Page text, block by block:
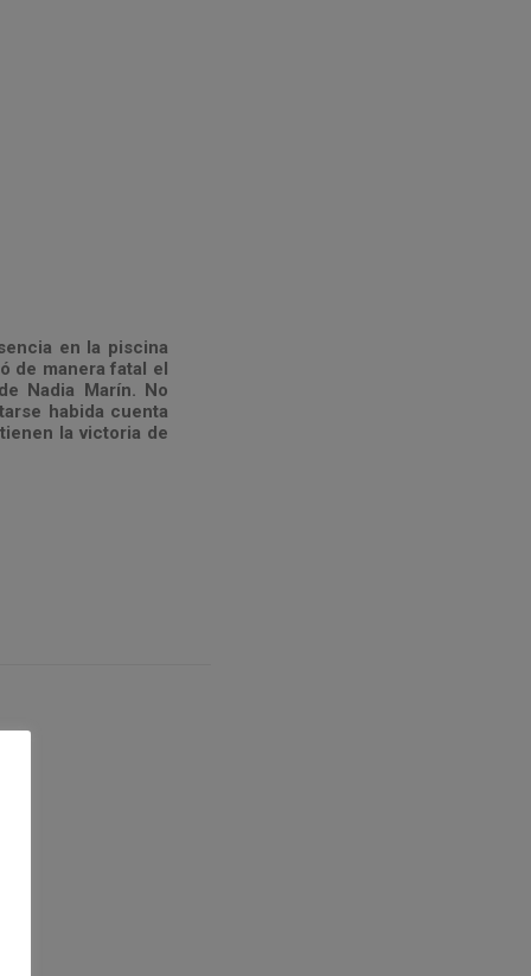
en la piscina
de manera fatal el
Nadia Marín. No
habida cuenta
la victoria de